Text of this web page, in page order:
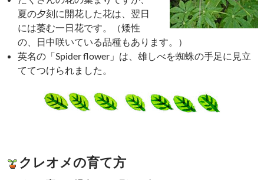
夏の夕刻に開花した花は、翌日
には萎む一日花です。（矮性
の、日中咲いている品種もあります。）
英名の「Spider flower」は、雄しべを蜘蛛の手足に見立
ててつけられました。
クレオメの育て方